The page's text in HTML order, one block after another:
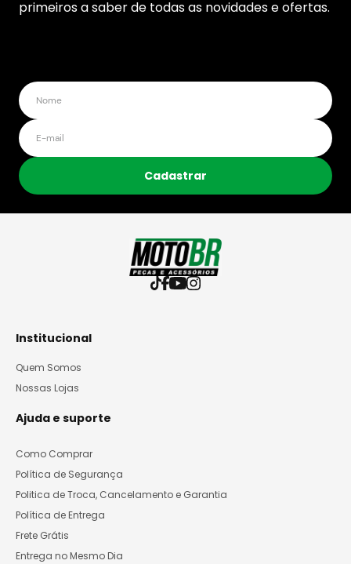
primeiros a saber de todas as novidades e ofertas.
Cadastrar
Institucional
Quem Somos
Nossas Lojas
Ajuda e suporte
Como Comprar
Política de Segurança
Politica de Troca, Cancelamento e Garantia
Política de Entrega
Frete Grátis
Entrega no Mesmo Dia